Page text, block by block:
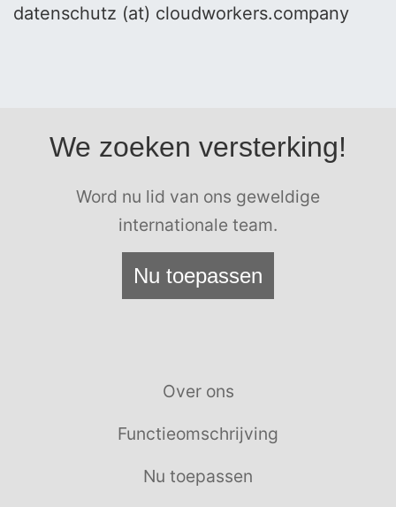
datenschutz (at) cloudworkers.company
We zoeken versterking!
Word nu lid van ons geweldige
internationale team.
Nu toepassen
Over ons
Functieomschrijving
Nu toepassen